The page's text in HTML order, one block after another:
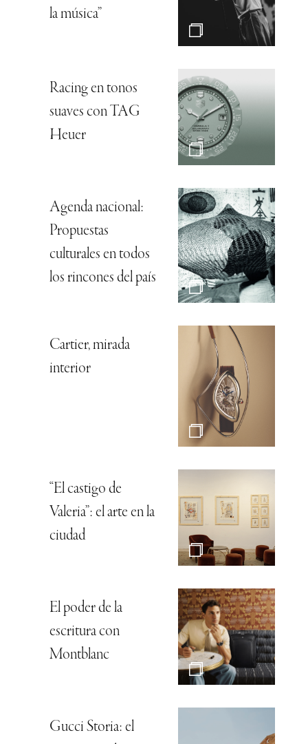
la música”
Racing en tonos
suaves con TAG
Heuer
Agenda nacional:
Propuestas
culturales en todos
los rincones del país
Cartier, mirada
interior
“El castigo de
Valeria”: el arte en la
ciudad
El poder de la
escritura con
Montblanc
Gucci Storia: el